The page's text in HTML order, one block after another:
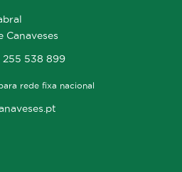
Canaveses
255 538 899
rede fixa nacional